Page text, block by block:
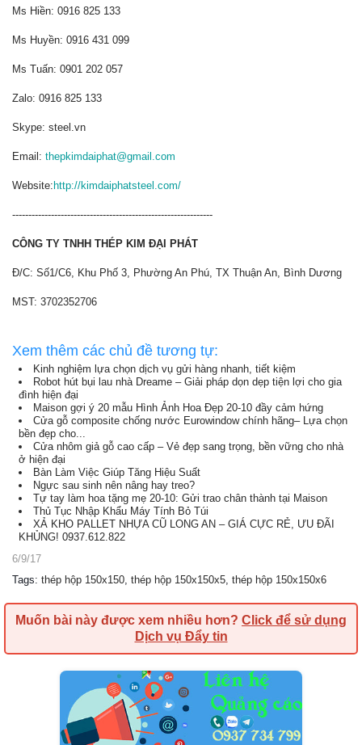
Ms Hiền: 0916 825 133
Ms Huyền: 0916 431 099
Ms Tuấn: 0901 202 057
Zalo: 0916 825 133
Skype: steel.vn
Email: thepkimdaiphat@gmail.com
Website: http://kimdaiphatsteel.com/
--------------------------------------------------------------
CÔNG TY TNHH THÉP KIM ĐẠI PHÁT
Đ/C: Số1/C6, Khu Phố 3, Phường An Phú, TX Thuận An, Bình Dương
MST: 3702352706
Xem thêm các chủ đề tương tự:
Kinh nghiệm lựa chọn dịch vụ gửi hàng nhanh, tiết kiệm
Robot hút bụi lau nhà Dreame – Giải pháp dọn dẹp tiện lợi cho gia
đình hiện đại
Maison gợi ý 20 mẫu Hình Ảnh Hoa Đẹp 20-10 đầy cảm hứng
Cửa gỗ composite chống nước Eurowindow chính hãng– Lựa chọn
bền đẹp cho...
Cửa nhôm giả gỗ cao cấp – Vẻ đẹp sang trọng, bền vững cho nhà
ở hiện đại
Bàn Làm Việc Giúp Tăng Hiệu Suất
Ngực sau sinh nên nâng hay treo?
Tự tay làm hoa tặng mẹ 20-10: Gửi trao chân thành tại Maison
Thủ Tục Nhập Khẩu Máy Tính Bỏ Túi
XẢ KHO PALLET NHỰA CŨ LONG AN – GIÁ CỰC RẺ, ƯU ĐÃI
KHỦNG! 0937.612.822
6/9/17
Tags: thép hộp 150x150, thép hộp 150x150x5, thép hộp 150x150x6
Muốn bài này được xem nhiều hơn? Click để sử dụng
Dịch vụ Đẩy tin